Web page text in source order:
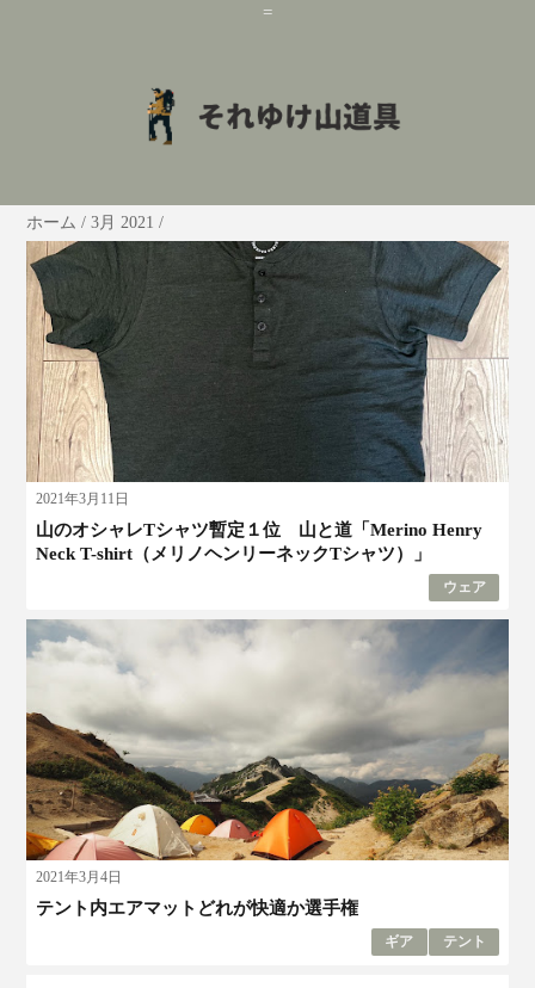
=
ホーム /3月 2021 /
2021年3月11日
山のオシャレTシャツ暫定１位 山と道「Merino Henry
Neck T-shirt（メリノヘンリーネックTシャツ）」
ウェア
2021年3月4日
テント内エアマットどれが快適か選手権
ギア テント